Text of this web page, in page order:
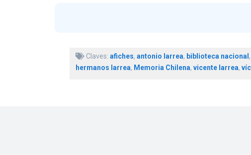
Claves: afiches, antonio larrea, biblioteca nacional ,
hermanos larrea, Memoria Chilena, vicente larrea,